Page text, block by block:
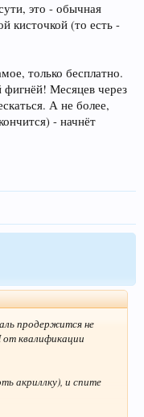
это - обычная
кисточкой (то есть -
только бесплатно.
фигнёй! Месяцев через
А не более,
- начнёт
продержится не
квалификации
акриллку), и спите